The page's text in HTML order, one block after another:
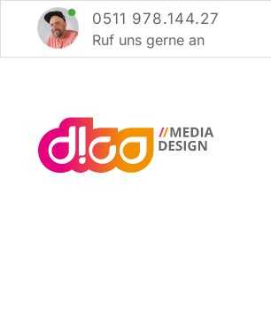
Inhalt
springen
0511 978.144.27
Ruf uns ger­ne an